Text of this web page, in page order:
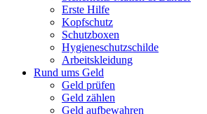
Erste Hilfe
Kopfschutz
Schutzboxen
Hygieneschutzschilde
Arbeitskleidung
Rund ums Geld
Geld prüfen
Geld zählen
Geld aufbewahren